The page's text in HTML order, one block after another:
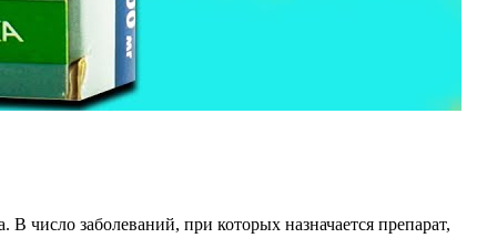
число заболеваний, при которых назначается препарат,